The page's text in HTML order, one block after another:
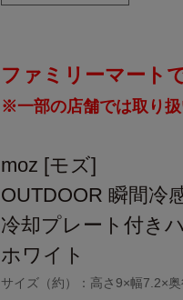
ファミリーマート
※一部の店舗では取り
moz [モズ]
OUTDOOR 瞬間冷
冷却プレート付き
ホワイト
サイズ（約）：高さ9×幅7.2×奥